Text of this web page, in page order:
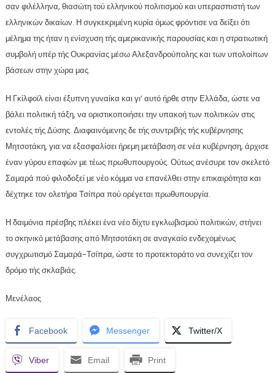
σαν φιλέλληνα, θιασώτη τού ελληνικού πολιτισμού και υπερασπιστή των
ελληνικών δικαίων. Η συγκεκριμένη κυρία όμως φρόντισε να δείξει ότι
μέλημα της ήταν η ενίσχυση τής αμερικανικής παρουσίας και η στρατιωτική
συμβολή υπέρ τής Ουκρανίας μέσω Αλεξανδρούπολης και των υπολοίπων
βάσεων στην χώρα μας.
Η Γκίλφοϊλ είναι έξυπνη γυναίκα και γι’ αυτό ήρθε στην Ελλάδα, ώστε να
βάλει πολιτική τάξη, να οριστικοποιήσει την υπακοή των πολιτικών στις
εντολές τής Δύσης. Διαφαινόμενης δε τής συντριβής τής κυβέρνησης
Μητσοτάκη, για να εξασφαλίσει ήρεμη μετάβαση σε νέα κυβέρνηση, άρχισε
έναν γύρου επαφών με τέως πρωθυπουργούς. Ούτως ανέσυρε τον σκελετό
Σαμαρά πού φιλοδοξεί με νέο κόμμα να επανέλθει στην επικαιρότητα και
δέχτηκε τον ολετήρα Τσίπρα πού ορέγεται πρωθυπουργία.
Η δαιμόνια πρέσβης πλέκει ένα νέο δίχτυ εγκλωβισμού πολιτικών, στήνει
το σκηνικό μετάβασης από Μητσοτάκη σε αναγκαίο ενδεχομένως
συγχρωτισμό Σαμαρά-Τσίπρα, ώστε το προτεκτοράτο να συνεχίζει τον
δρόμο τής σκλαβιάς.
Μενέλαος
Facebook Messenger Twitter/X
Viber Email Print